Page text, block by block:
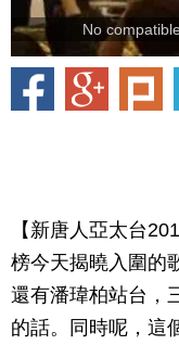
No
【新唐人亞太台
榜今天揭曉入圍的
還有潘瑋柏站台，
的話。同時呢，這